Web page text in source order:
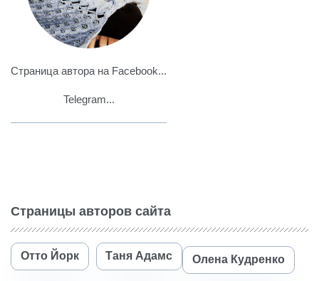
Страница автора на Facebook...
Telegram...
Страницы авторов сайта
Отто Йорк Таня Адамс Олена Кудренко